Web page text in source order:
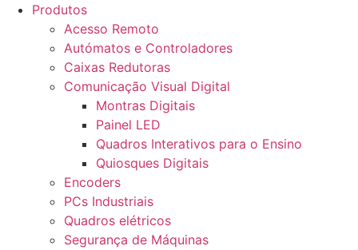
Produtos
Acesso Remoto
Autómatos e Controladores
Caixas Redutoras
Comunicação Visual Digital
Montras Digitais
Painel LED
Quadros Interativos para o Ensino
Quiosques Digitais
Encoders
PCs Industriais
Quadros elétricos
Segurança de Máquinas